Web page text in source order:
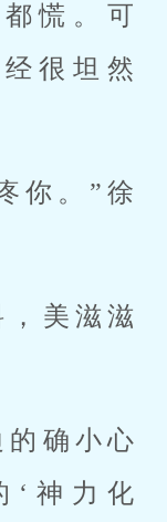
慌。可
很坦然
你。”徐
美滋滋
确小心
‘神力化